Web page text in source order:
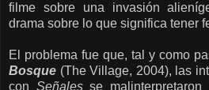
filme sobre una invasión
drama sobre lo que significa tener
El problema fue que, tal y como
Bosque (The Village, 2004), las
con Señalesse